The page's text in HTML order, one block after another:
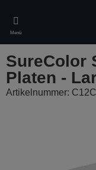
main
content
Menü
SureColor
Platen -
Artikelnummer: